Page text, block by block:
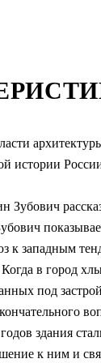
истории
западным
в город
под
здания
к ним и